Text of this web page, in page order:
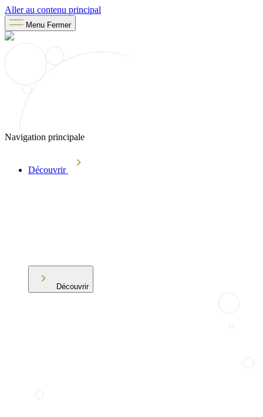
Aller au contenu principal
Menu Fermer
Navigation principale
Découvrir
Découvrir